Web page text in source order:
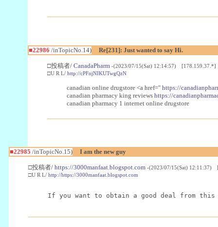
■22986 /inTopicNo.14) Re[231]: Just wanted to say Hi.
□投稿者/ CanadaPharm -(2023/07/15(Sat) 12:14:57) [178.159.37.*]
□U R L/ http://cPFnjNIKUTwgQzN
canadian online drugstore <a href=" https://
canadian pharmacy king reviews https://
canadian pharmacy 1 internet online drugstore
■22985 /inTopicNo.15) I am the new guy
□投稿者/ https://3000manfaat.blogspot.com -(2023/07/15(Sat) 12:11:37)
□U R L/ http://https://3000manfaat.blogspot.com
If you want to obtain a good deal from this